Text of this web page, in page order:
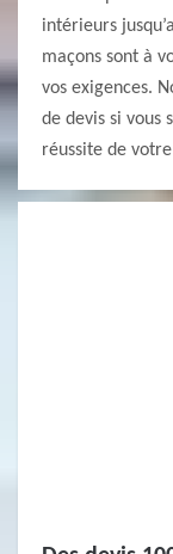
intérieurs
maçons sont à
vos exigences.
de devis si vous
réussite de